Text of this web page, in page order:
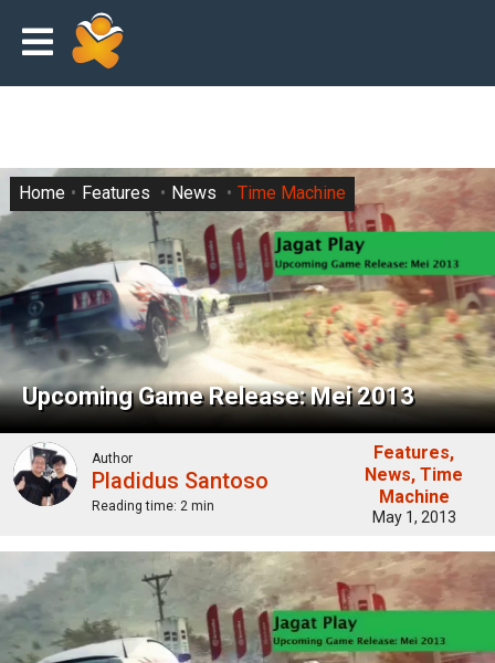
Upcoming Game Release: Mei 2013
Home Features News Time Machine
Author
Pladidus Santoso
Reading time: 2 min
Features
News Time
Machine
May 1, 2013